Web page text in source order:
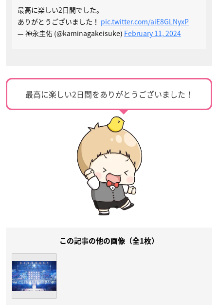
最高に楽しい2日間でした。
ありがとうございました！ pic.twitter.com/aiE8GLNyxP
— 神永圭佑 (@kaminagakeisuke) February 11, 2024
最高に楽しい2日間をありがとうございました！
この記事の他の画像（全1枚）